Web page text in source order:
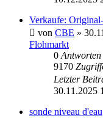
Verkaufe:
von CBE »
Flohmarkt
0 Antworten
9170
Letzter
30.11.2025
sonde niveau d'eau